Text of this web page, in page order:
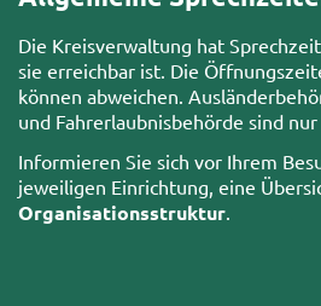
Die Kreisverwaltung hat
sie erreichbar ist. Die
können abweichen.
und Fahrerlaubnisbehörde sind
Informieren Sie sich vor Ihrem
jeweiligen Einrichtung, eine
Organisationsstruktur.